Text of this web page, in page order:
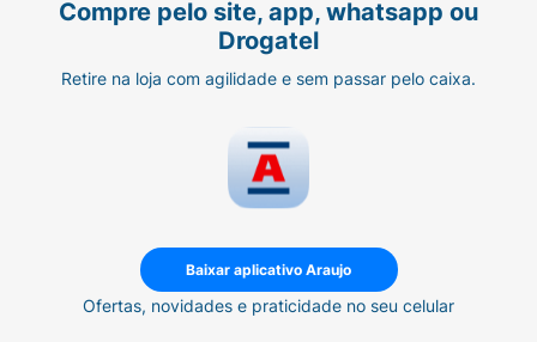
Compre pelo site, app, whatsapp ou
Drogatel
Retire na loja com agilidade e sem passar pelo caixa.
Baixar aplicativo Araujo
Ofertas, novidades e praticidade no seu celular